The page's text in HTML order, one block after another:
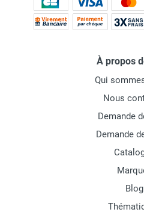
À propos
Qui
Nous
Demande
Demande
Blog